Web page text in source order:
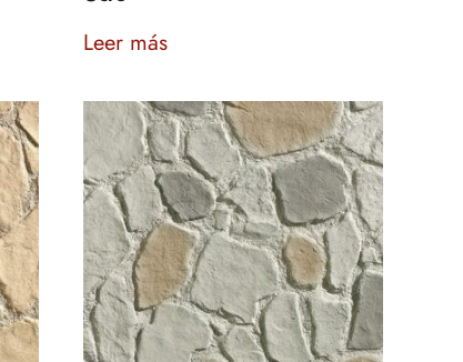
Leer más